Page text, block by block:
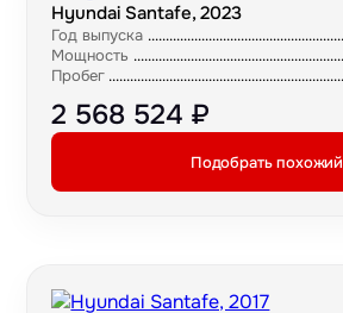
Hyundai Santafe, 2023
Год выпуска
Мощность
Пробег
2 568 524 ₽
Подобрать похожий